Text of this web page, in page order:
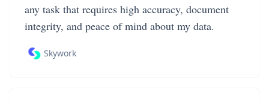
any task that requires high accuracy, document
integrity, and peace of mind about my data.
Skywork